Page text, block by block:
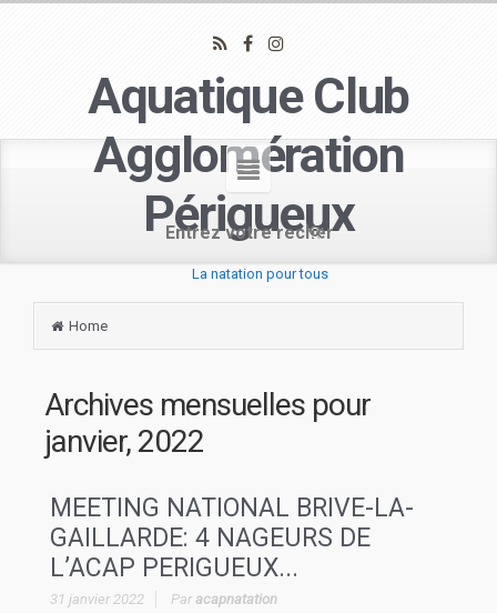
Aquatique Club
Agglomération
Périgueux
La natation pour tous
Home
Archives mensuelles pour
janvier, 2022
MEETING NATIONAL BRIVE-LA-
GAILLARDE: 4 NAGEURS DE
L’ACAP PERIGUEUX...
31 janvier 2022 Paracapnatation